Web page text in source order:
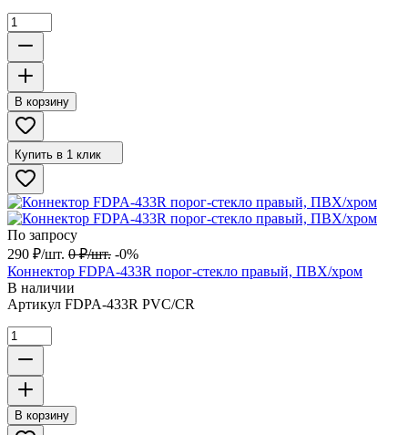
В корзину
Купить в 1 клик
По запросу
290 ₽/шт. 0 ₽/шт. -0%
Коннектор FDPA-433R порог-стекло правый, ПВХ/хром
В наличии
Артикул FDPA-433R PVC/CR
В корзину